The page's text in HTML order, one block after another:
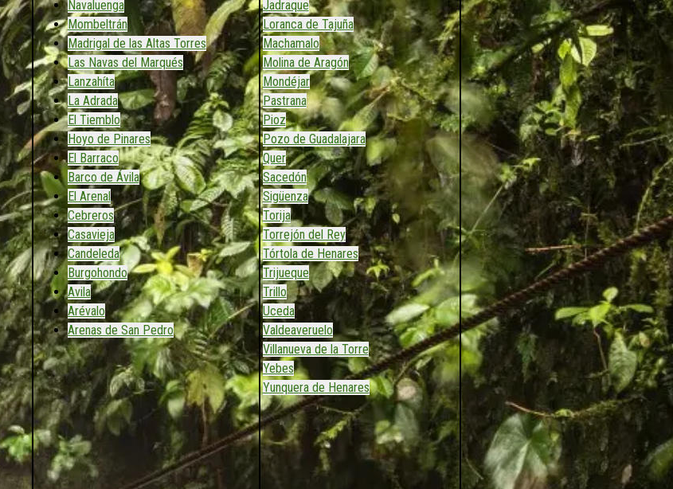
Navaluenga
Mombeltrán
Madrigal de las Altas Torres
Las Navas del Marqués
Lanzahíta
La Adrada
El Tiemblo
Hoyo de Pinares
El Barraco
Barco de Ávila
El Arenal
Cebreros
Casavieja
Candeleda
Burgohondo
Avila
Arévalo
Arenas de San Pedro
Jadraque
Loranca de Tajuña
Machamalo
Molina de Aragón
Mondéjar
Pastrana
Pioz
Pozo de Guadalajara
Quer
Sacedón
Sigüenza
Torija
Torrejón del Rey
Tórtola de Henares
Trijueque
Trillo
Uceda
Valdeaveruelo
Villanueva de la Torre
Yebes
Yunquera de Henares